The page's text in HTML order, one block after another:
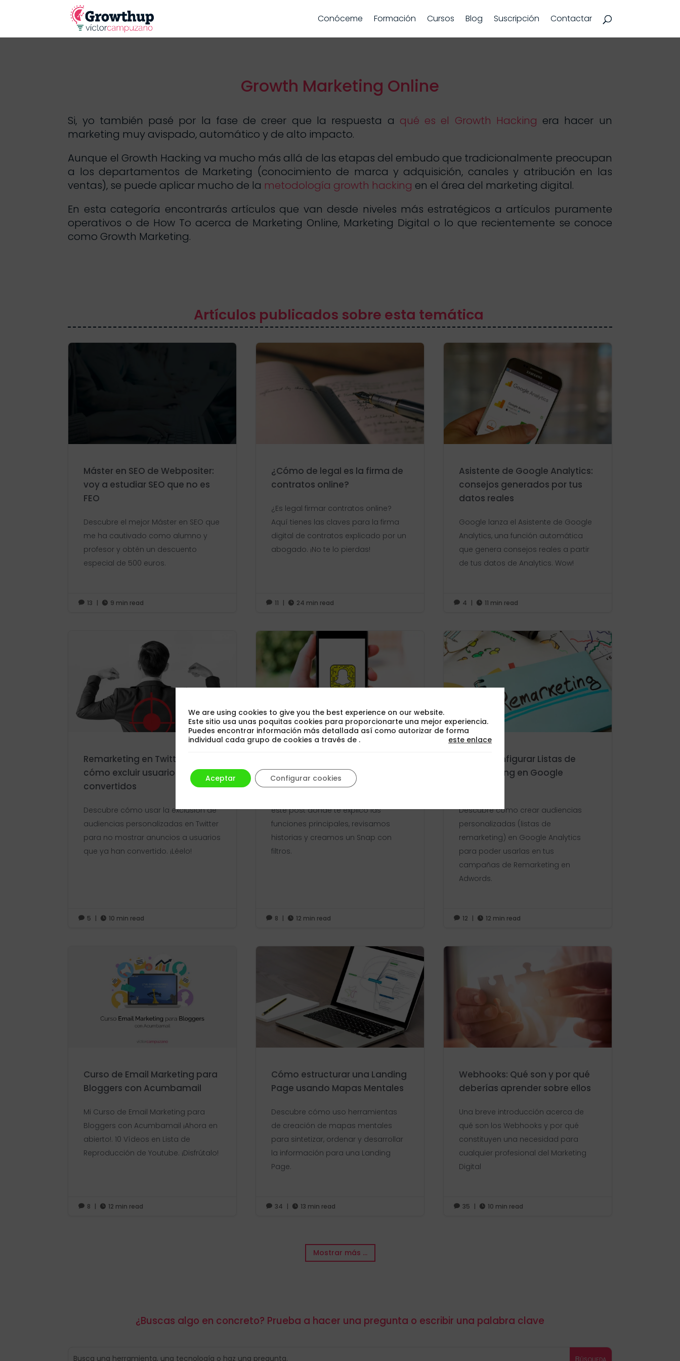
Conóceme Formación Cursos Blog Suscripción Contactar
Growth Marketing Online
Si, yo también pasé por la fase de creer que la respuesta a qué es el Growth Hacking era hacer un
marketing muy avispado, automático y de alto impacto.
Aunque el Growth Hacking va mucho más allá de las etapas del embudo que tradicionalmente preocupan
a los departamentos de Marketing (conocimiento de marca y adquisición, canales y atribución en las
ventas), se puede aplicar mucho de la metodología growth hacking en el área del marketing digital.
En esta categoría encontrarás artículos que van desde niveles más estratégicos a artículos puramente
operativos o de How To acerca de Marketing Online, Marketing Digital o lo que recientemente se conoce
como Growth Marketing.
Artículos publicados sobre esta temática
Máster en SEO de Webpositer:
voy a estudiar SEO que no es
FEO
Descubre el mejor Máster en SEO que
me ha cautivado como alumno y
profesor y obtén un descuento
especial de 500 euros.
 13 |  9 min read
¿Cómo de legal es la firma de
contratos online?
¿Es legal firmar contratos online?
Aquí tienes las claves para la firma
digital de contratos explicado por un
abogado. ¡No te lo pierdas!
 11 |  24 min read
Asistente de Google Analytics:
consejos generados por tus
datos reales
Google lanza el Asistente de Google
Analytics, una función automática
que genera consejos reales a partir
de tus datos de Analytics. Wow!
 4 |  11 min read
Remarketing en Twitter Ads:
cómo excluir usuarios
convertidos
Descubre cómo usar la exclusión de
audiencias personalizadas en Twitter
para no mostrar anuncios a usuarios
que ya han convertido. ¡Léelo!
 5 |  10 min read
de Iniciación
este post donde te explico las
funciones principales, revisamos
historias y creamos un Snap con
filtros.
 8 |  12 min read
Cómo configurar Listas de
Remarketing en Google
Descubre cómo crear audiencias
personalizadas (listas de
remarketing) en Google Analytics
para poder usarlas en tus
campañas de Remarketing en
Adwords.
 12 |  12 min read
Curso de Email Marketing para
Bloggers con Acumbamail
Mi Curso de Email Marketing para
Bloggers con Acumbamail ¡Ahora en
abierto!. 10 Vídeos en Lista de
Reproducción de Youtube. ¡Disfrútalo!
 8 |  12 min read
Cómo estructurar una Landing
Page usando Mapas Mentales
Descubre cómo uso herramientas
de creación de mapas mentales
para sintetizar, ordenar y desarrollar
la información para una Landing
Page.
 34 |  13 min read
Webhooks: Qué son y por qué
deberías aprender sobre ellos
Una breve introducción acerca de
qué son los Webhooks y por qué
constituyen una necesidad para
cualquier profesional del Marketing
Digital
 35 |  10 min read
Mostrar más ...
¿Buscas algo en concreto? Prueba a hacer una pregunta o escribir una palabra clave
We are using cookies to give you the best experience on our website.
Este sitio usa unas poquitas cookies para proporcionarte una mejor experiencia.
Puedes encontrar información más detallada así como autorizar de forma
individual cada grupo de cookies a través de
este enlace
.
Aceptar Configurar cookies